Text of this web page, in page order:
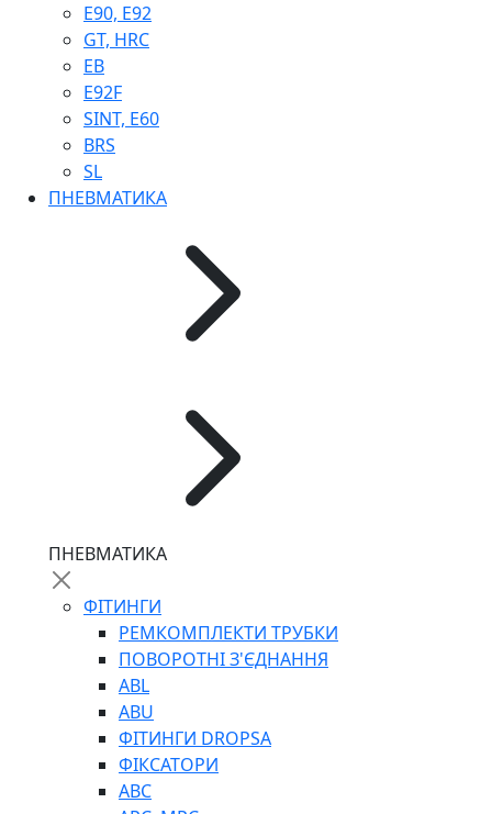
Е90, E92
GT, HRC
EB
Е92F
SINT, E60
BRS
SL
ПНЕВМАТИКА
ПНЕВМАТИКА
ФІТИНГИ
РЕМКОМПЛЕКТИ ТРУБКИ
ПОВОРОТНІ З'ЄДНАННЯ
ABL
ABU
ФІТИНГИ DROPSA
ФІКСАТОРИ
ABC